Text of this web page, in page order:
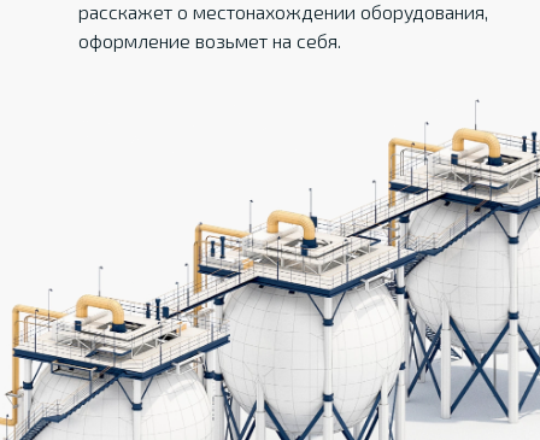
расскажет о местонахождении оборудования,
оформление возьмет на себя.